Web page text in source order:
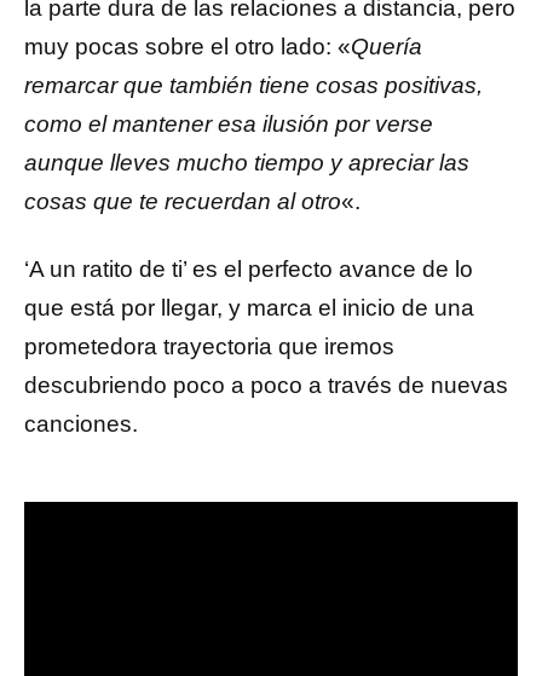
la parte dura de las relaciones a distancia, pero
muy pocas sobre el otro lado: «Quería
remarcar que también tiene cosas positivas,
como el mantener esa ilusión por verse
aunque lleves mucho tiempo y apreciar las
cosas que te recuerdan al otro«.
‘A un ratito de ti’ es el perfecto avance de lo
que está por llegar, y marca el inicio de una
prometedora trayectoria que iremos
descubriendo poco a poco a través de nuevas
canciones.